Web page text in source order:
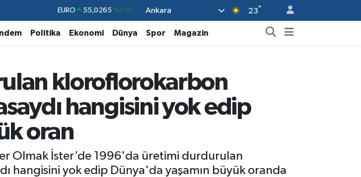
STERLİN 64,1897 %0.02
GRAM ALTIN 6574.81 %1.44
DOLAR 47,7069 %0.17
EURO %0.01
Ankara 23°
Politika Ekonomi Dünya Spor Magazin
kloroflorokarbon
hangisini yok edip
oran
Olmak İster’de 1996'da üretimi durdurulan
hangisini yok edip Dünya'da yaşamın büyük oranda